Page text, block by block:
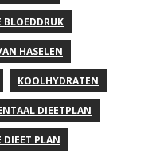
BLOEDDRUK
HASELEN
KOOLHYDRATEN
DIEETPLAN
DIEET PLAN